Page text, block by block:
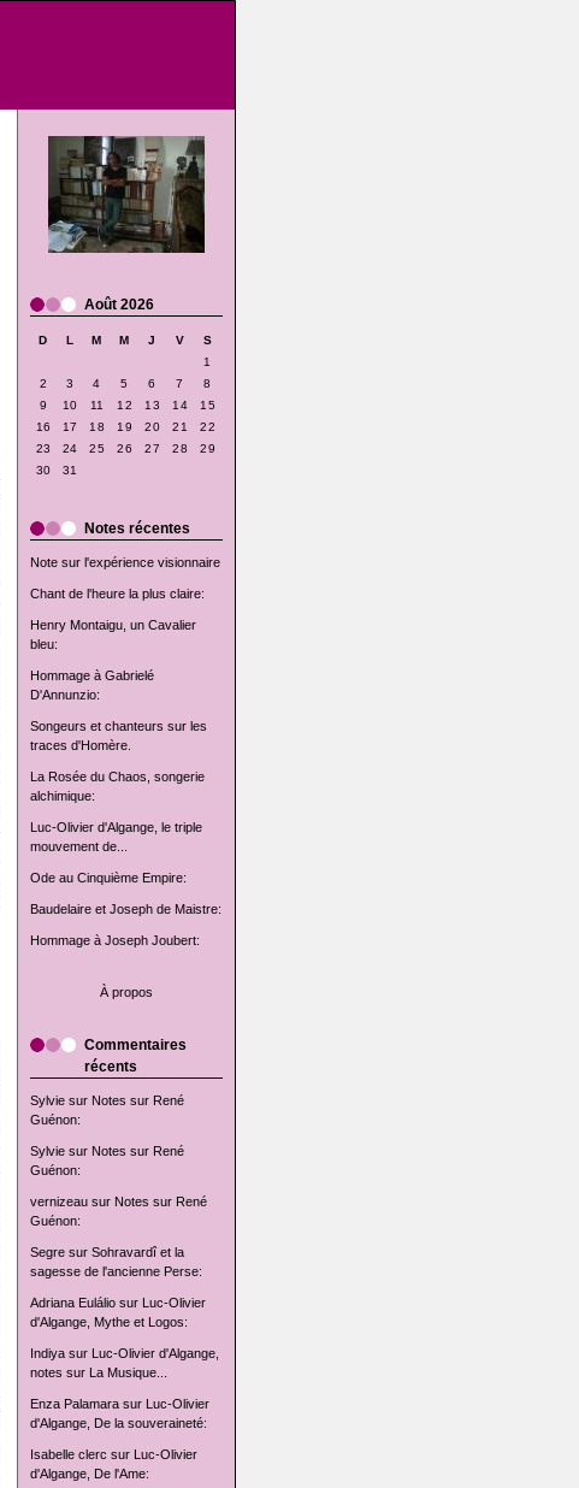
Août 2026
D L M M J V
S
1
2
3 4 5 6 7
8
9
10 11 12 13 14
15
16
17 18 19 20 21
22
23
24 25 26 27 28
29
30
31
Notes récentes
Note sur l'expérience visionnaire
Chant de l'heure la plus claire:
Henry Montaigu, un Cavalier
bleu:
Hommage à Gabrielé
D'Annunzio:
Songeurs et chanteurs sur les
traces d'Homère.
La Rosée du Chaos, songerie
alchimique:
Luc-Olivier d'Algange, le triple
mouvement de...
Ode au Cinquième Empire:
Baudelaire et Joseph de Maistre:
Hommage à Joseph Joubert:
À propos
Commentaires
récents
Sylviesur Notes sur René
Guénon:
Sylviesur Notes sur René
Guénon:
vernizeausur Notes sur René
Guénon:
Segresur Sohravardî et la
sagesse de l'ancienne Perse:
Adriana Euláliosur Luc-Olivier
d'Algange, Mythe et Logos:
Indiyasur Luc-Olivier d'Algange,
notes sur La Musique...
Enza Palamarasur Luc-Olivier
d'Algange, De la souveraineté:
Isabelle clerc sur Luc-Olivier
d'Algange, De l'Ame: